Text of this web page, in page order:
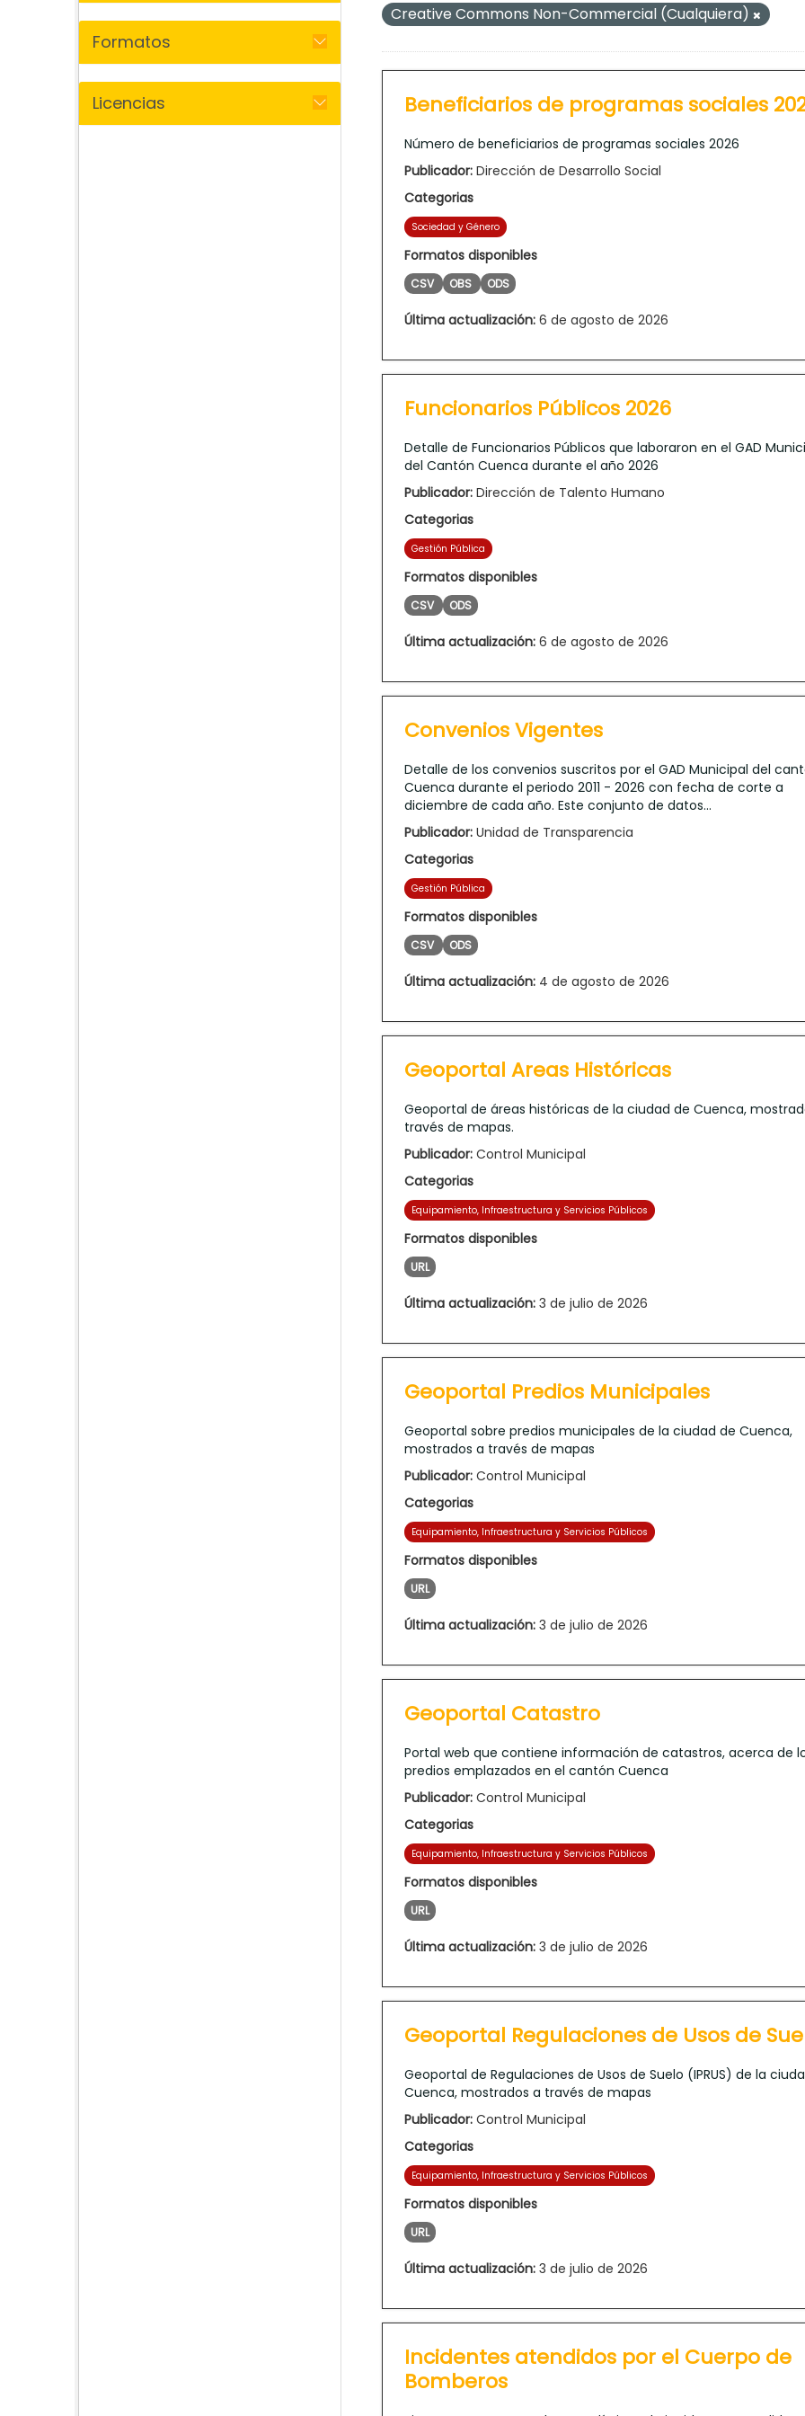
Formatos
Licencias
Creative Commons Non-Commercial (Cualquiera)
Beneficiarios de programas sociales
Número de beneficiarios de programas sociales 2026
Publicador: Dirección de Desarrollo Social
Categorias
Sociedad y Género
Formatos disponibles
CSV OBS ODS
Última actualización: 6 de agosto de 2026
Funcionarios Públicos 2026
Detalle de Funcionarios Públicos que laboraron en el GAD
del Cantón Cuenca durante el año 2026
Publicador: Dirección de Talento Humano
Categorias
Gestión Pública
Formatos disponibles
CSV ODS
Última actualización: 6 de agosto de 2026
Convenios Vigentes
Detalle de los convenios suscritos por el GAD Municipal del
Cuenca durante el periodo 2011 - 2026 con fecha de corte a
diciembre de cada año. Este conjunto de datos...
Publicador: Unidad de Transparencia
Categorias
Gestión Pública
Formatos disponibles
CSV ODS
Última actualización: 4 de agosto de 2026
Geoportal Areas Históricas
Geoportal de áreas históricas de la ciudad de Cuenca,
través de mapas.
Publicador: Control Municipal
Categorias
Equipamiento, Infraestructura y Servicios Públicos
Formatos disponibles
URL
Última actualización: 3 de julio de 2026
Geoportal Predios Municipales
Geoportal sobre predios municipales de la ciudad de Cuenca,
mostrados a través de mapas
Publicador: Control Municipal
Categorias
Equipamiento, Infraestructura y Servicios Públicos
Formatos disponibles
URL
Última actualización: 3 de julio de 2026
Geoportal Catastro
Portal web que contiene información de catastros, acerca de
predios emplazados en el cantón Cuenca
Publicador: Control Municipal
Categorias
Equipamiento, Infraestructura y Servicios Públicos
Formatos disponibles
URL
Última actualización: 3 de julio de 2026
Geoportal Regulaciones de Usos de
Geoportal de Regulaciones de Usos de Suelo (IPRUS) de la
Cuenca, mostrados a través de mapas
Publicador: Control Municipal
Categorias
Equipamiento, Infraestructura y Servicios Públicos
Formatos disponibles
URL
Última actualización: 3 de julio de 2026
Incidentes atendidos por el Cuerpo de
Bomberos